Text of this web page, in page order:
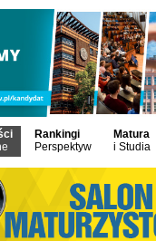
Rankingi
Perspektyw
Matura
i Studia